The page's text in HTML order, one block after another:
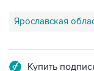
Ярославская
Купить